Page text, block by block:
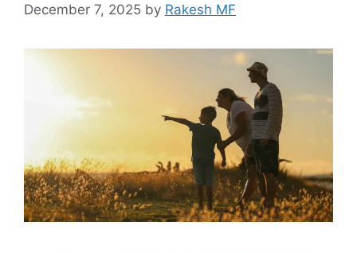
December 7, 2025 by Rakesh MF